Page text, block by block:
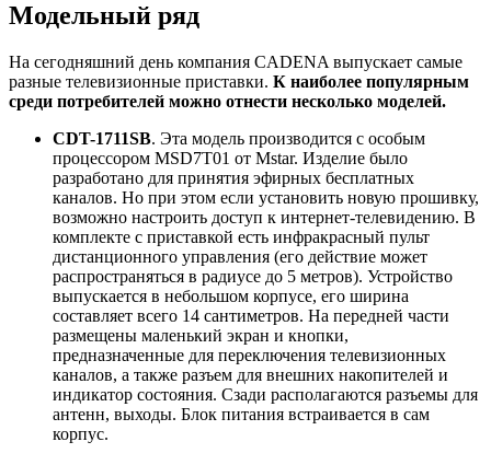
Модельный ряд
На сегодняшний день компания CADENA выпускает самые
разные телевизионные приставки. К наиболее популярным
среди потребителей можно отнести несколько моделей.
CDT-1711SB. Эта модель производится с особым
процессором MSD7T01 от Mstar. Изделие было
разработано для принятия эфирных бесплатных
каналов. Но при этом если установить новую прошивку,
возможно настроить доступ к интернет-телевидению. В
комплекте с приставкой есть инфракрасный пульт
дистанционного управления (его действие может
распространяться в радиусе до 5 метров). Устройство
выпускается в небольшом корпусе, его ширина
составляет всего 14 сантиметров. На передней части
размещены маленький экран и кнопки,
предназначенные для переключения телевизионных
каналов, а также разъем для внешних накопителей и
индикатор состояния. Сзади располагаются разъемы для
антенн, выходы. Блок питания встраивается в сам
корпус.